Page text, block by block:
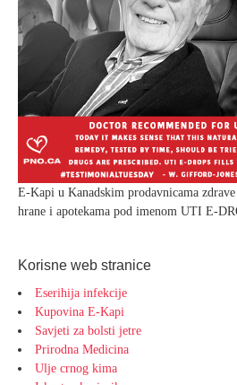
E-Kapi u Kanadskim prodavnicama zdrave
hrane i apotekama pod imenom UTI E-
Korisne web stranice
Eserihija infekcije
Kupovina E-Kapi
Savjeti za bolsti jetre
Prirodna Medicina
Ulje crnog kima